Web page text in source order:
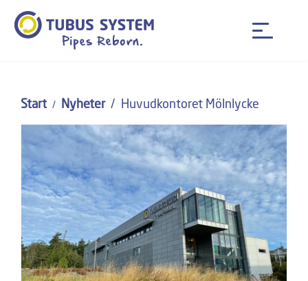
Start Nyheter Huvudkontoret Mölnlycke